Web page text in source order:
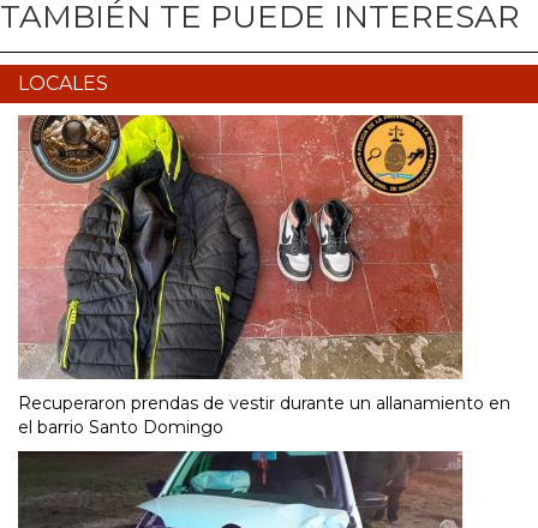
TAMBIÉN TE PUEDE INTERESAR
LOCALES
Recuperaron prendas de vestir durante un allanamiento en
el barrio Santo Domingo